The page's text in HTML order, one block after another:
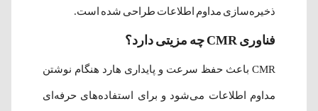
ذخیره‌سازی مداوم اطلاعات طراحی شده است.
فناوری CMR چه مزیتی دارد؟
CMR باعث حفظ سرعت و پایداری هارد هنگام نوشتن
مداوم اطلاعات می‌شود و برای استفاده‌های حرفه‌ای